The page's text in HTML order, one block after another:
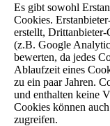
Es gibt sowohl
Cookies.
erstellt, Drittanbieter-
(z.B. Google
bewerten, da jedes
Ablaufzeit eines
zu ein paar Jahren.
und enthalten keine
Cookies können
zugreifen.